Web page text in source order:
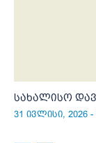
სახალისო
31 ივლისი, 2026 -